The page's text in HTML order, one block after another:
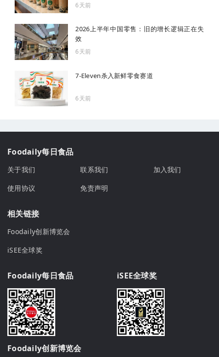
6天前
2026上半年中国零售：旧的增长逻辑正在失
效
6天前
7-Eleven杀入新鲜零食赛道
6天前
Foodaily每日食品
关于我们 联系我们
加入我们
使用协议
免责声明
相关链接
Foodaily创新博览会
iSEE全球奖
Foodaily每日食品 iSEE全球奖
Foodaily创新博览会